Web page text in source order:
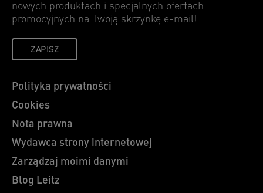
nowych produktach i specjalnych ofertach
promocyjnych na Twoją skrzynkę e-mail!
ZAPISZ
Polityka prywatności
Cookies
Nota prawna
Wydawca strony internetowej
Zarządzaj moimi danymi
Blog Leitz